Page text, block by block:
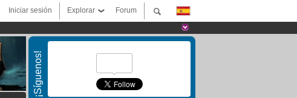
Forum
Explorar
Iniciar sesión
¡Síguenos!